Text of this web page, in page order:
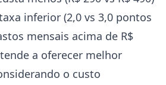
inferior (2,0 vs 3,0 pontos
mensais acima de R$
a oferecer melhor
o custo